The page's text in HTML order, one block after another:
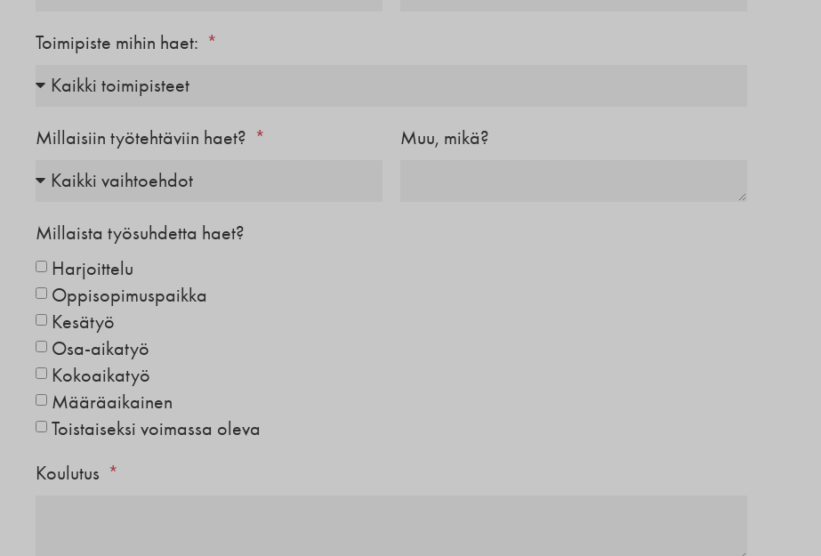
Toimipiste mihin haet:
Millaisiin työtehtäviin haet? Muu, mikä?
Millaista työsuhdetta haet?
Harjoittelu
Oppisopimuspaikka
Kesätyö
Osa-aikatyö
Kokoaikatyö
Määräaikainen
Toistaiseksi voimassa oleva
Koulutus